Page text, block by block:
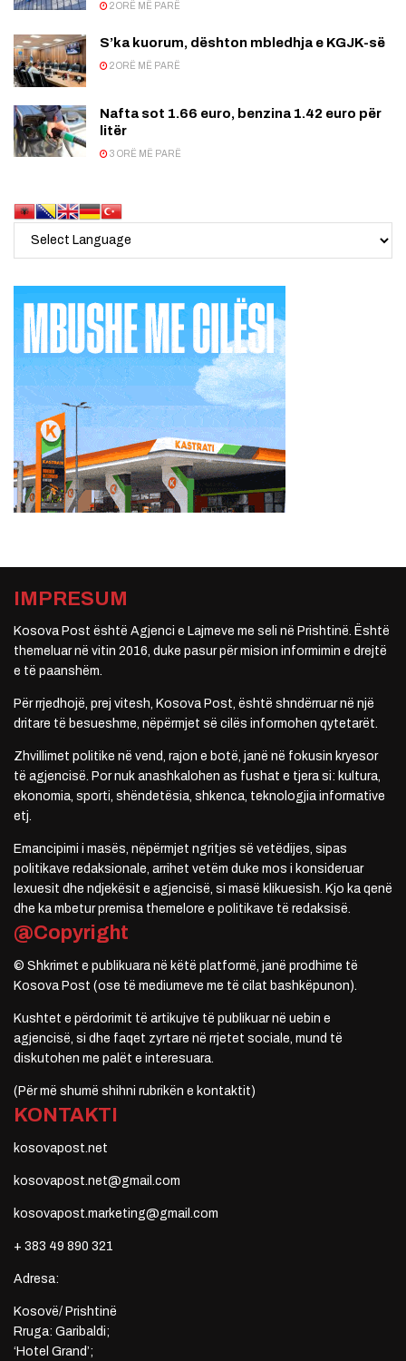
2 ORË MË PARË
S’ka kuorum, dështon mbledhja e KGJK-së
2 ORË MË PARË
Nafta sot 1.66 euro, benzina 1.42 euro për
litër
3 ORË MË PARË
IMPRESUM
Kosova Post është Agjenci e Lajmeve me seli në Prishtinë. Është
themeluar në vitin 2016, duke pasur për mision informimin e drejtë
e të paanshëm.
Për rrjedhojë, prej vitesh, Kosova Post, është shndërruar në një
dritare të besueshme, nëpërmjet së cilës informohen qytetarët.
Zhvillimet politike në vend, rajon e botë, janë në fokusin kryesor
të agjencisë. Por nuk anashkalohen as fushat e tjera si: kultura,
ekonomia, sporti, shëndetësia, shkenca, teknologjia informative
etj.
Emancipimi i masës, nëpërmjet ngritjes së vetëdijes, sipas
politikave redaksionale, arrihet vetëm duke mos i konsideruar
lexuesit dhe ndjekësit e agjencisë, si masë klikuesish. Kjo ka qenë
dhe ka mbetur premisa themelore e politikave të redaksisë.
@Copyright
© Shkrimet e publikuara në këtë platformë, janë prodhime të
Kosova Post (ose të mediumeve me të cilat bashkëpunon).
Kushtet e përdorimit të artikujve të publikuar në uebin e
agjencisë, si dhe faqet zyrtare në rrjetet sociale, mund të
diskutohen me palët e interesuara.
(Për më shumë shihni rubrikën e kontaktit)
KONTAKTI
kosovapost.net
kosovapost.net@gmail.com
kosovapost.marketing@gmail.com
+ 383 49 890 321
Adresa:
Kosovë/ Prishtinë
Rruga: Garibaldi;
‘Hotel Grand’;